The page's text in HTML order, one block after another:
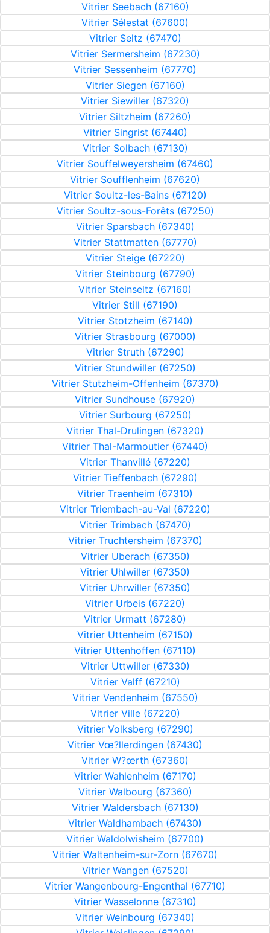
Vitrier Seebach (67160)
Vitrier Sélestat (67600)
Vitrier Seltz (67470)
Vitrier Sermersheim (67230)
Vitrier Sessenheim (67770)
Vitrier Siegen (67160)
Vitrier Siewiller (67320)
Vitrier Siltzheim (67260)
Vitrier Singrist (67440)
Vitrier Solbach (67130)
Vitrier Souffelweyersheim (67460)
Vitrier Soufflenheim (67620)
Vitrier Soultz-les-Bains (67120)
Vitrier Soultz-sous-Forêts (67250)
Vitrier Sparsbach (67340)
Vitrier Stattmatten (67770)
Vitrier Steige (67220)
Vitrier Steinbourg (67790)
Vitrier Steinseltz (67160)
Vitrier Still (67190)
Vitrier Stotzheim (67140)
Vitrier Strasbourg (67000)
Vitrier Struth (67290)
Vitrier Stundwiller (67250)
Vitrier Stutzheim-Offenheim (67370)
Vitrier Sundhouse (67920)
Vitrier Surbourg (67250)
Vitrier Thal-Drulingen (67320)
Vitrier Thal-Marmoutier (67440)
Vitrier Thanvillé (67220)
Vitrier Tieffenbach (67290)
Vitrier Traenheim (67310)
Vitrier Triembach-au-Val (67220)
Vitrier Trimbach (67470)
Vitrier Truchtersheim (67370)
Vitrier Uberach (67350)
Vitrier Uhlwiller (67350)
Vitrier Uhrwiller (67350)
Vitrier Urbeis (67220)
Vitrier Urmatt (67280)
Vitrier Uttenheim (67150)
Vitrier Uttenhoffen (67110)
Vitrier Uttwiller (67330)
Vitrier Valff (67210)
Vitrier Vendenheim (67550)
Vitrier Ville (67220)
Vitrier Volksberg (67290)
Vitrier Vœ?llerdingen (67430)
Vitrier W?œrth (67360)
Vitrier Wahlenheim (67170)
Vitrier Walbourg (67360)
Vitrier Waldersbach (67130)
Vitrier Waldhambach (67430)
Vitrier Waldolwisheim (67700)
Vitrier Waltenheim-sur-Zorn (67670)
Vitrier Wangen (67520)
Vitrier Wangenbourg-Engenthal (67710)
Vitrier Wasselonne (67310)
Vitrier Weinbourg (67340)